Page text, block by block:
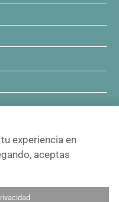
experiencia en
aceptas